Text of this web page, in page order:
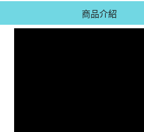
商品介紹